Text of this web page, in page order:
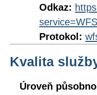
Odkaz:
Protokol:
Kvalita
Úroveň